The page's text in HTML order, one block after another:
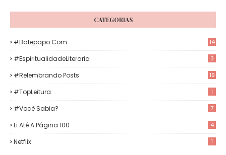
CATEGORIAS
#Batepapo.com 14
#EspiritualidadeLiteraria 3
#Relembrando Posts 19
#TopLeitura 1
#Você Sabia? 7
Li Até A Página 100 4
Netflix 1